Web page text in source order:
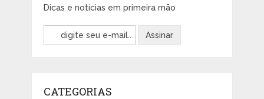
Dicas e notícias em primeira mão
CATEGORIAS